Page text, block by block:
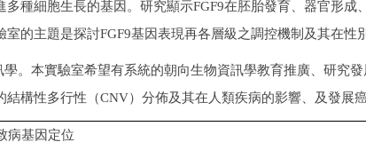
多種細胞生長的基因。研究顯示FGF9在胚胎發育、器官形
室的主題是探討FGF9基因表現再各層級之調控機制及其在性
學。本實驗室希望有系統的朝向生物資訊學教育推廣、研究
結構性多行性（CNV）分佈及其在人類疾病的影響、及發展
病基因定位